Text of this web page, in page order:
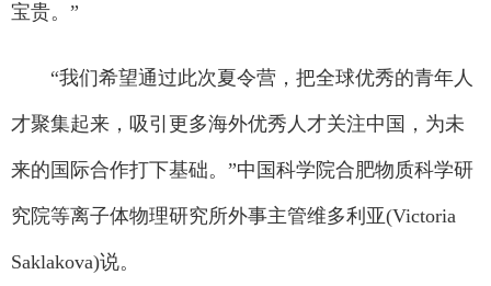
宝贵。”
“我们希望通过此次夏令营，把全球优秀的青年人
才聚集起来，吸引更多海外优秀人才关注中国，为未
来的国际合作打下基础。”中国科学院合肥物质科学研
究院等离子体物理研究所外事主管维多利亚(Victoria
Saklakova)说。